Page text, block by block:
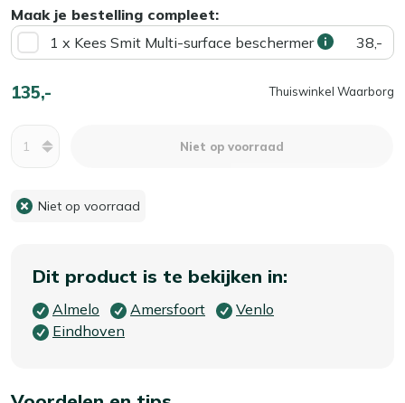
Maak je bestelling compleet:
1 x Kees Smit Multi-surface beschermer
38,-
135,- Thuiswinkel Waarborg
Niet op voorraad
Niet op voorraad
Dit product is te bekijken in:
Almelo Amersfoort
Venlo
Eindhoven